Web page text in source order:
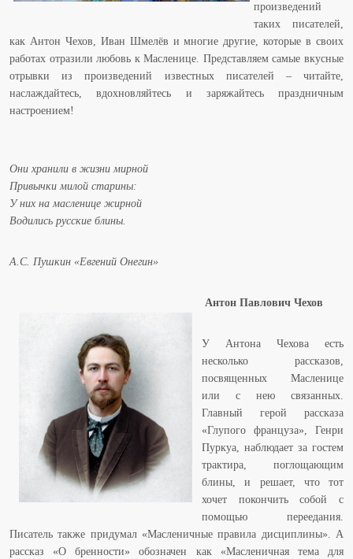
произведений
таких писателей,
как Антон Чехов, Иван Шмелёв и многие другие, которые в своих
работах отразили любовь к Масленице. Представляем самые вкусные
отрывки из произведений известных писателей – читайте,
наслаждайтесь, вдохновляйтесь и заряжайтесь праздничным
настроением!
Они хранили в жизни мирной
Привычки милой старины:
У них на масленице жирной
Водились русские блины.
А.С. Пушкин «Евгений Онегин»
Антон Павлович Чехов
У Антона Чехова есть
несколько рассказов,
посвященных Масленице
или с нею связанных.
Главный герой рассказа
«Глупого француза», Генри
Пуркуа, наблюдает за гостем
трактира, поглощающим
блины, и решает, что тот
хочет покончить собой с
помощью переедания.
Писатель также придумал «Масленичные правила дисциплины». А
рассказ «О бренности» обозначен как «Масленичная тема для